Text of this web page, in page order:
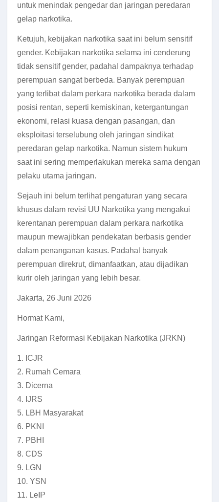
untuk menindak pengedar dan jaringan peredaran
gelap narkotika.
Ketujuh, kebijakan narkotika saat ini belum sensitif
gender. Kebijakan narkotika selama ini cenderung
tidak sensitif gender, padahal dampaknya terhadap
perempuan sangat berbeda. Banyak perempuan
yang terlibat dalam perkara narkotika berada dalam
posisi rentan, seperti kemiskinan, ketergantungan
ekonomi, relasi kuasa dengan pasangan, dan
eksploitasi terselubung oleh jaringan sindikat
peredaran gelap narkotika. Namun sistem hukum
saat ini sering memperlakukan mereka sama dengan
pelaku utama jaringan.
Sejauh ini belum terlihat pengaturan yang secara
khusus dalam revisi UU Narkotika yang mengakui
kerentanan perempuan dalam perkara narkotika
maupun mewajibkan pendekatan berbasis gender
dalam penanganan kasus. Padahal banyak
perempuan direkrut, dimanfaatkan, atau dijadikan
kurir oleh jaringan yang lebih besar.
Jakarta, 26 Juni 2026
Hormat Kami,
Jaringan Reformasi Kebijakan Narkotika (JRKN)
1. ICJR
2. Rumah Cemara
3. Dicerna
4. IJRS
5. LBH Masyarakat
6. PKNI
7. PBHI
8. CDS
9. LGN
10. YSN
11. LeIP